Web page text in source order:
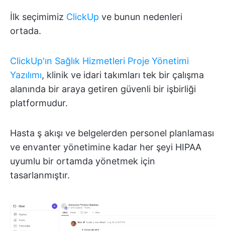
İlk seçimimiz ClickUp ve bunun nedenleri
ortada.
ClickUp'ın Sağlık Hizmetleri Proje Yönetimi
Yazılımı, klinik ve idari takımları tek bir çalışma
alanında bir araya getiren güvenli bir işbirliği
platformudur.
Hasta ş akışı ve belgelerden personel planlaması
ve envanter yönetimine kadar her şeyi HIPAA
uyumlu bir ortamda yönetmek için
tasarlanmıştır.